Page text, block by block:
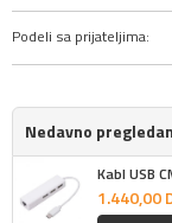
Podeli sa prijateljima:
Nedavno
Kabl USB
1.440,00